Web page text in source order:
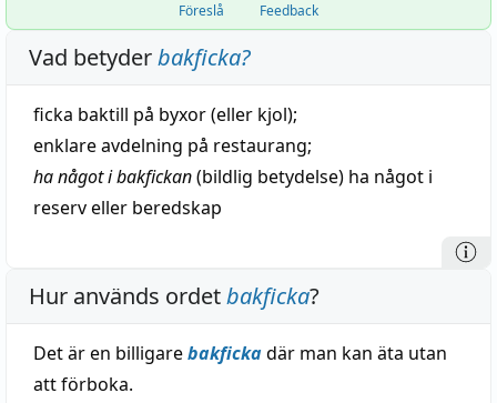
Föreslå Feedback
Vad betyderbakficka?
ficka baktill på byxor(eller kjol);
enklareavdelning på restaurang;
ha något i bakfickan(bildlig betydelse) ha något i
reserveller beredskap
Hur används ordetbakficka?
Det är en billigarebakfickadär man kan äta utan
att förboka.